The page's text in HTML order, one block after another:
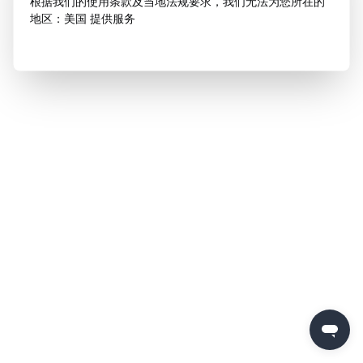
地区：美国 提供服务